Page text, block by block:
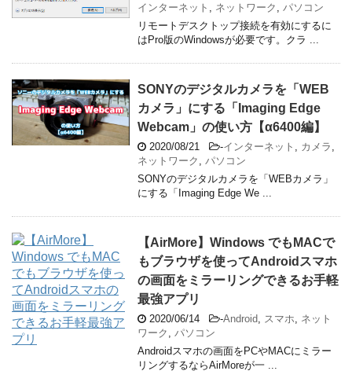
インターネット
ネットワーク
パソコン
リモートデスクトップ接続を有効にするに
はPro版のWindowsが必要です。クラ ...
SONYのデジタルカメラを「WEB
カメラ」にする「Imaging Edge
Webcam」の使い方【α6400編】
2020/08/21 -インターネット カメラ
ネットワーク
パソコン
SONYのデジタルカメラを「WEBカメラ」
にする「Imaging Edge We ...
【AirMore】Windows でもMACで
もブラウザを使ってAndroidスマホ
の画面をミラーリングできるお手軽
最強アプリ
2020/06/14 -Android スマホ
ネット
ワーク
パソコン
Androidスマホの画面をPCやMACにミラー
リングするならAirMoreが一 ...